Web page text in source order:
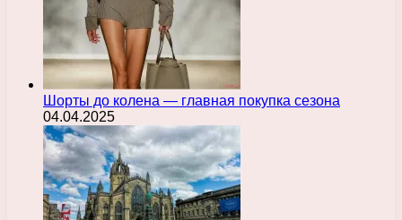
Шорты до колена — главная покупка сезона
04.04.2025